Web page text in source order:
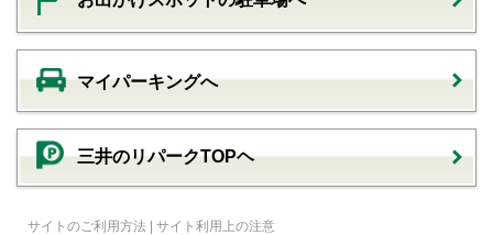
マイパーキングへ
三井のリパークTOPヘ
サイトのご利用方法 | サイト利用上の注意